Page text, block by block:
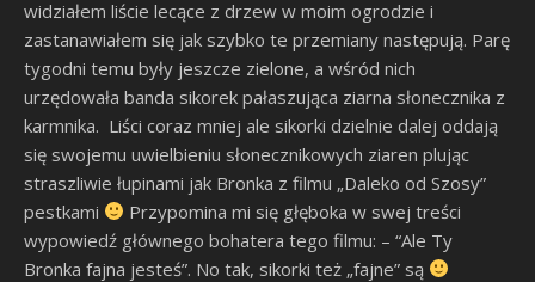
widziałem liście lecące z drzew w moim ogrodzie i
zastanawiałem się jak szybko te przemiany następują. Parę
tygodni temu były jeszcze zielone, a wśród nich
urzędowała banda sikorek pałaszująca ziarna słonecznika z
karmnika. Liści coraz mniej ale sikorki dzielnie dalej oddają
się swojemu uwielbieniu słonecznikowych ziaren plując
straszliwie łupinami jak Bronka z filmu „Daleko od Szosy”
pestkami
Przypomina mi się głęboka w swej treści
wypowiedź głównego bohatera tego filmu: – “Ale Ty
Bronka fajna jesteś”. No tak, sikorki też „fajne” są